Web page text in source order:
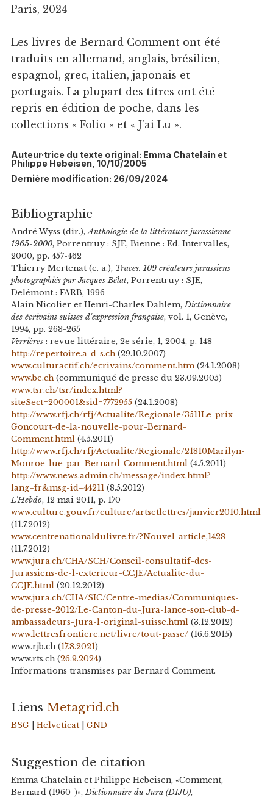
Paris, 2024
Les livres de Bernard Comment ont été
traduits en allemand, anglais, brésilien,
espagnol, grec, italien, japonais et
portugais. La plupart des titres ont été
repris en édition de poche, dans les
collections « Folio » et « J'ai Lu ».
Auteur·trice du texte original: Emma Chatelain et
Philippe Hebeisen, 10/10/2005
Dernière modification: 26/09/2024
Bibliographie
André Wyss (dir.), Anthologie de la littérature jurassienne
1965-2000, Porrentruy : SJE, Bienne : Ed. Intervalles,
2000, pp. 457-462
Thierry Mertenat (e. a.), Traces. 109 créateurs jurassiens
photographiés par Jacques Bélat, Porrentruy : SJE,
Delémont : FARB, 1996
Alain Nicolier et Henri-Charles Dahlem, Dictionnaire
des écrivains suisses d'expression française, vol. 1, Genève,
1994, pp. 263-265
Verrières: revue littéraire, 2e série, 1, 2004, p. 148
http://repertoire.a-d-s.ch(29.10.2007)
www.culturactif.ch/ecrivains/comment.htm(24.1.2008)
www.be.ch(communiqué de presse du 23.09.2005)
www.tsr.ch/tsr/index.html?
siteSect=200001&sid=7772955(24.1.2008)
http://www.rfj.ch/rfj/Actualite/Regionale/3511Le-prix-
Goncourt-de-la-nouvelle-pour-Bernard-
Comment.html (4.5.2011)
http://www.rfj.ch/rfj/Actualite/Regionale/21810Marilyn-
Monroe-lue-par-Bernard-Comment.html (4.5.2011)
http://www.news.admin.ch/message/index.html?
lang=fr&msg-id=44211 (8.5.2012)
L'Hebdo, 12 mai 2011, p. 170
www.culture.gouv.fr/culture/artsetlettres/janvier2010.html
(11.7.2012)
www.centrenationaldulivre.fr/?Nouvel-article,1428
(11.7.2012)
www.jura.ch/CHA/SCH/Conseil-consultatif-des-
Jurassiens-de-l-exterieur-CCJE/Actualite-du-
CCJE.html (20.12.2012)
www.jura.ch/CHA/SIC/Centre-medias/Communiques-
de-presse-2012/Le-Canton-du-Jura-lance-son-club-d-
ambassadeurs-Jura-l-original-suisse.html (3.12.2012)
www.lettresfrontiere.net/livre/tout-passe/(16.6.2015)
www.rjb.ch (17.8.2021)
www.rts.ch (26.9.2024)
Informations transmises par Bernard Comment.
Liens Metagrid.ch
BSG| Helveticat| GND
Suggestion de citation
Emma Chatelain et Philippe Hebeisen, «Comment,
Bernard (1960-)», Dictionnaire du Jura (DIJU),